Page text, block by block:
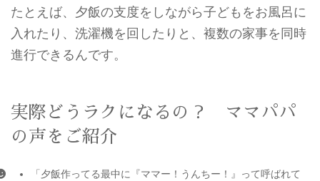
たとえば、夕飯の支度をしながら子どもをお風呂に
入れたり、洗濯機を回したりと、複数の家事を同時
進行できるんです。
実際どうラクになるの？ ママパパ
の声をご紹介
「夕飯作ってる最中に『ママー！うんちー！』って呼ばれて